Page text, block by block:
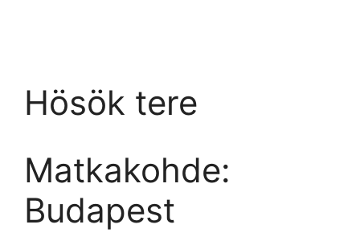
Hösök tere
Matkakohde:
Budapest